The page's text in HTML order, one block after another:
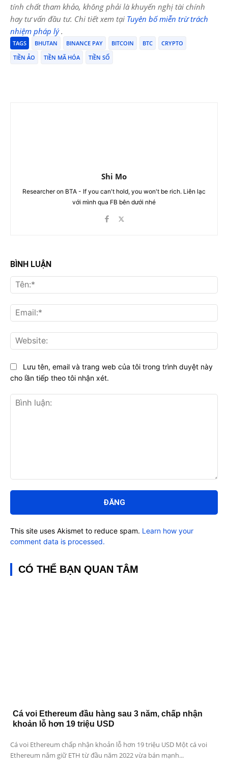
tính chất tham khảo, không phải là khuyến nghị tài chính
hay tư vấn đầu tư. Chi tiết xem tại Tuyên bố miễn trừ trách
nhiệm pháp lý.
TAGS BHUTAN BINANCE PAY BITCOIN BTC
CRYPTO
TIỀN ẢO
TIỀN MÃ HÓA TIỀN SỐ
Shi Mo
Researcher on BTA - If you can't hold, you won't be rich. Liên lạc
với mình qua FB bên dưới nhé
BÌNH LUẬN
luận:
Lưu tên, email và trang web của tôi trong trình duyệt này
cho lần tiếp theo tôi nhận xét.
This site uses Akismet to reduce spam. Learn how your
comment data is processed.
CÓ THỂ BẠN QUAN TÂM
Cá voi Ethereum đầu hàng sau 3 năm, chấp nhận
khoản lỗ hơn 19 triệu USD
Cá voi Ethereum chấp nhận khoản lỗ hơn 19 triệu USD Một cá voi
Ethereum nắm giữ ETH từ đầu năm 2022 vừa bán mạnh...